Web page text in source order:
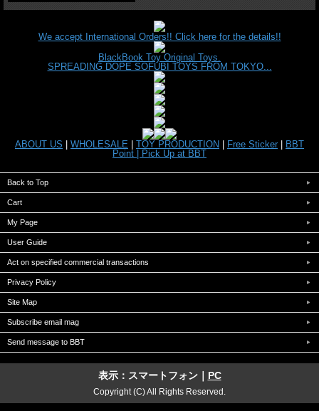
We accept International Orders!! Click here for the details!!
BlackBook Toy Original Toys.
SPREADING DOPE SOFUBI TOYS FROM TOKYO...
ABOUT US | WHOLESALE | TOY PRODUCTION | Free Sticker | BBT
Point | Pick Up at BBT
Back to Top
Cart
My Page
User Guide
Act on specified commercial transactions
Privacy Policy
Site Map
Subscribe email mag
Send message to BBT
表示：スマートフォン｜ PC
Copyright (C) All Rights Reserved.